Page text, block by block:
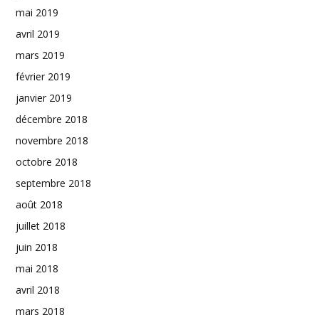
mai 2019
avril 2019
mars 2019
février 2019
janvier 2019
décembre 2018
novembre 2018
octobre 2018
septembre 2018
août 2018
juillet 2018
juin 2018
mai 2018
avril 2018
mars 2018